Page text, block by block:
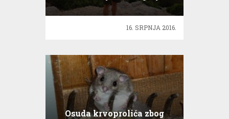
16. SRPNJA 2016.
Osuda krvoprolića zbog